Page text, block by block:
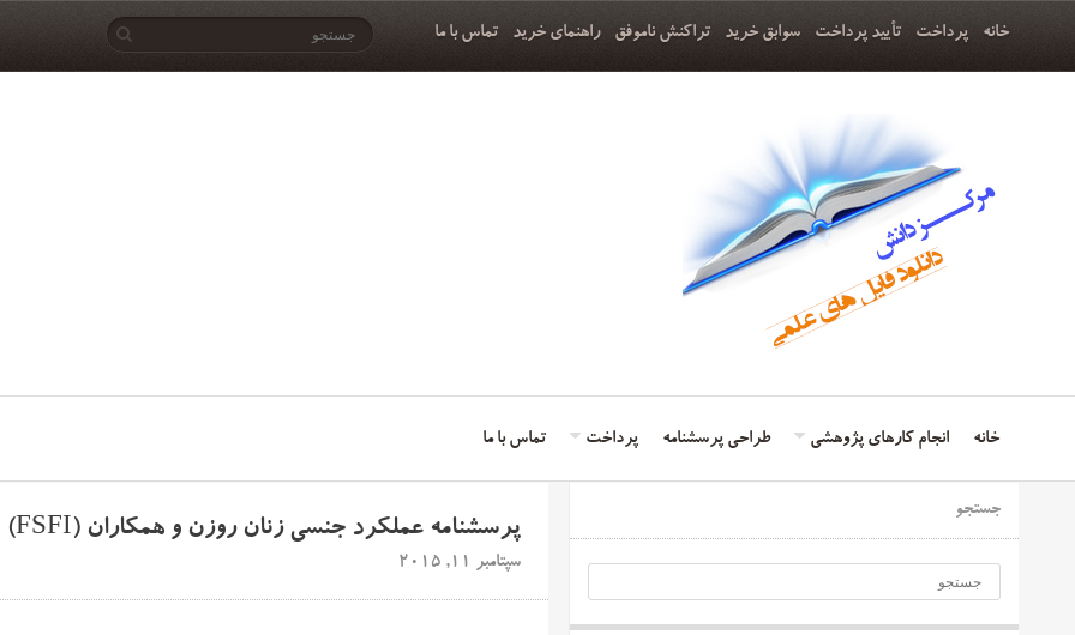
خانه پرداخت تأیید پرداخت سوابق خرید تراکنش ناموفق راهنمای خرید تماس با ما
خانه انجام کارهای پژوهشی طراحی پرسشنامه پرداخت تماس با ما
پرسشنامه عملکرد جنسی زنان روزن و همکاران (FSFI)
سپتامبر 11, 2015
جستجو